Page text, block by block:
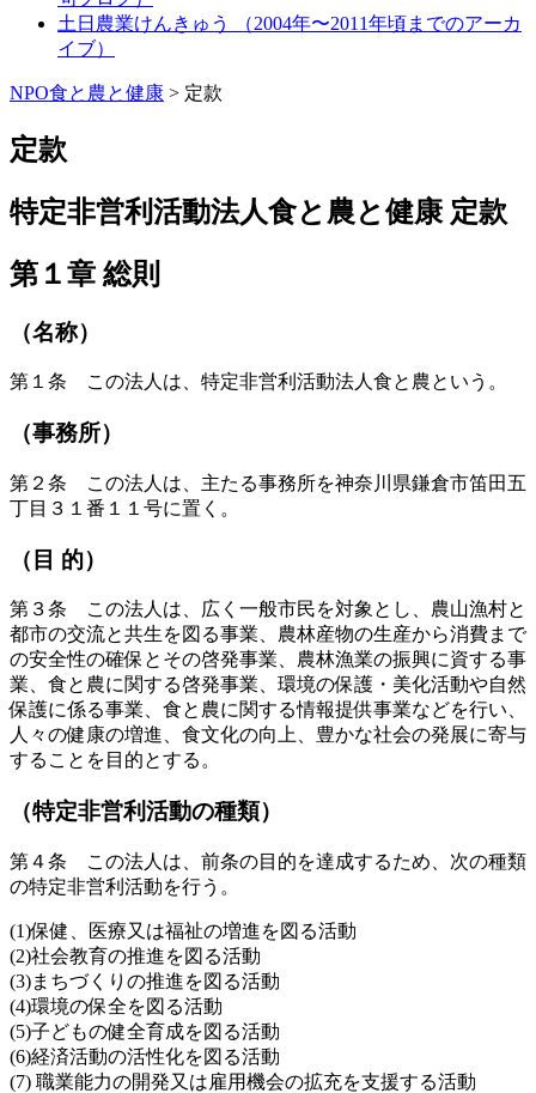
土日農業けんきゅう （2004年〜2011年頃までのアーカ
イブ）
NPO食と農と健康 > 定款
定款
特定非営利活動法人食と農と健康 定款
第１章 総則
（名称）
第１条 この法人は、特定非営利活動法人食と農という。
（事務所）
第２条 この法人は、主たる事務所を神奈川県鎌倉市笛田五
丁目３１番１１号に置く。
（目 的）
第３条 この法人は、広く一般市民を対象とし、農山漁村と
都市の交流と共生を図る事業、農林産物の生産から消費まで
の安全性の確保とその啓発事業、農林漁業の振興に資する事
業、食と農に関する啓発事業、環境の保護・美化活動や自然
保護に係る事業、食と農に関する情報提供事業などを行い、
人々の健康の増進、食文化の向上、豊かな社会の発展に寄与
することを目的とする。
（特定非営利活動の種類）
第４条 この法人は、前条の目的を達成するため、次の種類
の特定非営利活動を行う。
(1)保健、医療又は福祉の増進を図る活動
(2)社会教育の推進を図る活動
(3)まちづくりの推進を図る活動
(4)環境の保全を図る活動
(5)子どもの健全育成を図る活動
(6)経済活動の活性化を図る活動
(7) 職業能力の開発又は雇用機会の拡充を支援する活動